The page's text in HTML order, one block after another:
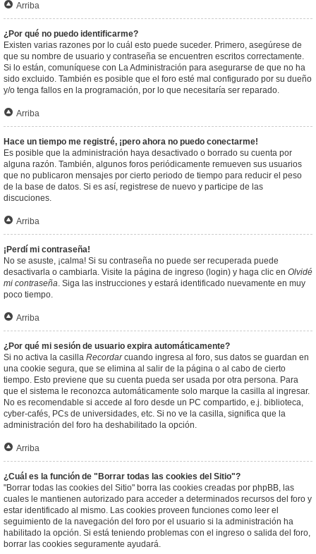
Arriba
¿Por qué no puedo identificarme?
Existen varias razones por lo cuál esto puede suceder. Primero, asegúrese de
que su nombre de usuario y contraseña se encuentren escritos correctamente.
Si lo están, comuníquese con La Administración para asegurarse de que no ha
sido excluido. También es posible que el foro esté mal configurado por su dueño
y/o tenga fallos en la programación, por lo que necesitaría ser reparado.
Arriba
Hace un tiempo me registré, ¡pero ahora no puedo conectarme!
Es posible que la administración haya desactivado o borrado su cuenta por
alguna razón. También, algunos foros periódicamente remueven sus usuarios
que no publicaron mensajes por cierto periodo de tiempo para reducir el peso
de la base de datos. Si es así, registrese de nuevo y participe de las
discuciones.
Arriba
¡Perdí mi contraseña!
No se asuste, ¡calma! Si su contraseña no puede ser recuperada puede
desactivarla o cambiarla. Visite la página de ingreso (login) y haga clic en Olvidé
mi contraseña. Siga las instrucciones y estará identificado nuevamente en muy
poco tiempo.
Arriba
¿Por qué mi sesión de usuario expira automáticamente?
Si no activa la casilla Recordarcuando ingresa al foro, sus datos se guardan en
una cookie segura, que se elimina al salir de la página o al cabo de cierto
tiempo. Esto previene que su cuenta pueda ser usada por otra persona. Para
que el sistema le reconozca automáticamente solo marque la casilla al ingresar.
No es recomendable si accede al foro desde un PC compartido, e.j. biblioteca,
cyber-cafés, PCs de universidades, etc. Si no ve la casilla, significa que la
administración del foro ha deshabilitado la opción.
Arriba
¿Cuál es la función de "Borrar todas las cookies del Sitio"?
"Borrar todas las cookies del Sitio" borra las cookies creadas por phpBB, las
cuales le mantienen autorizado para acceder a determinados recursos del foro y
estar identificado al mismo. Las cookies proveen funciones como leer el
seguimiento de la navegación del foro por el usuario si la administración ha
habilitado la opción. Si está teniendo problemas con el ingreso o salida del foro,
borrar las cookies seguramente ayudará.